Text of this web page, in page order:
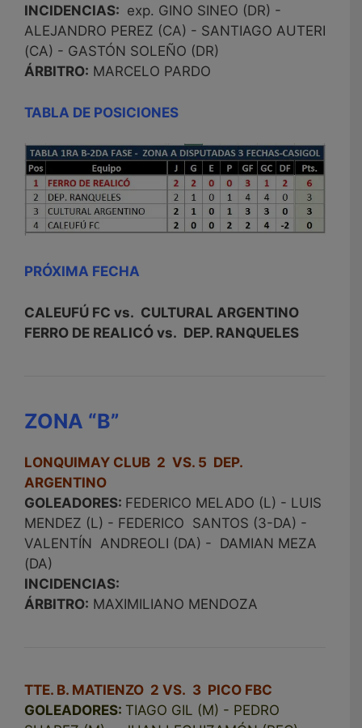
INCIDENCIAS: exp. GINO SINEO (DR) -
ALEJANDRO PEREZ (CA) - SANTIAGO AUTERI
(CA) - GASTÓN SOLEÑO (DR)
ÁRBITRO: MARCELO PARDO
TABLA DE POSICIONES
PRÓXIMA FECHA
CALEUFÚ FC vs. CULTURAL ARGENTINO
FERRO DE REALICÓ vs. DEP. RANQUELES
ZONA “B”
LONQUIMAY CLUB 2 VS. 5 DEP.
ARGENTINO
GOLEADORES: FEDERICO MELADO (L) - LUIS
MENDEZ (L) - FEDERICO SANTOS (3-DA) -
VALENTÍN ANDREOLI (DA) - DAMIAN MEZA
(DA)
INCIDENCIAS:
ÁRBITRO: MAXIMILIANO MENDOZA
TTE. B. MATIENZO 2 VS. 3 PICO FBC
GOLEADORES: TIAGO GIL (M) - PEDRO